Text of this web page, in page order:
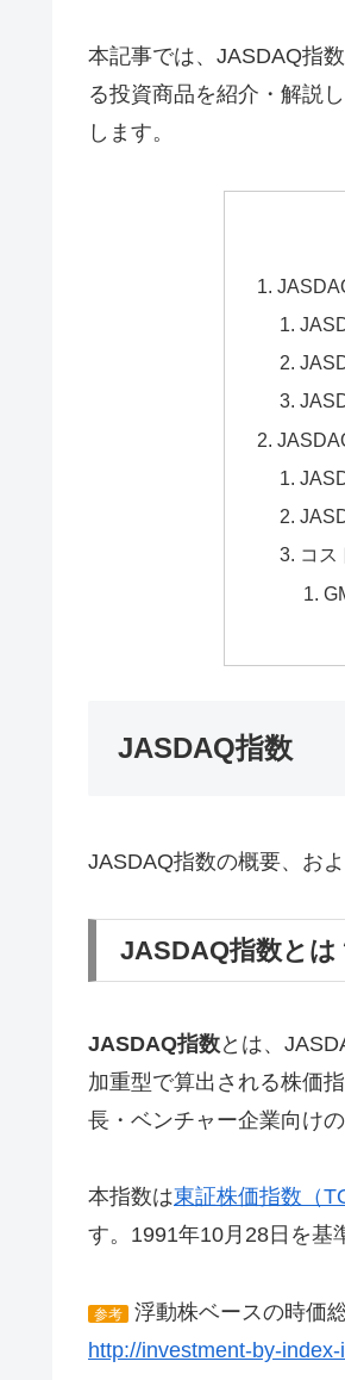
本記事では、JASDAQ指
る投資商品を紹介・解説
します。
コス
JASDAQ指数
JASDAQ指数の概要、お
JASDAQ指数とは
JASDAQ指数とは、
加重型で算出される株価
長・ベンチャー企業向けの
本指数は東証株価指数（
す。1991年10月28日を基
参考
浮動株ベースの時価
http://investment-by-